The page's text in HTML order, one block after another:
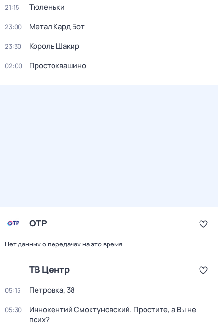
21:15 Тюленьки
23:00 Метал Кард Бот
23:30 Король Шакир
02:00 Простоквашино
ОТР
Нет данных о передачах на это время
ТВ Центр
05:15 Петровка, 38
05:30
Иннокентий Смоктуновский. Простите, а Вы не
псих?